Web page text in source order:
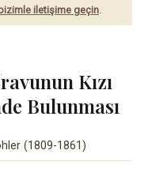
bizimle iletişime geçin.
Kızı
Bulunması
(1809-1861)